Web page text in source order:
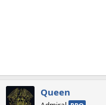
Queen